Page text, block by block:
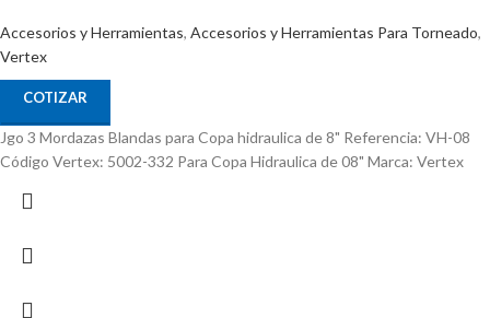
Accesorios y Herramientas, Accesorios y Herramientas Para Torneado,
Vertex
COTIZAR
Jgo 3 Mordazas Blandas para Copa hidraulica de 8" Referencia: VH-08
Código Vertex: 5002-332 Para Copa Hidraulica de 08" Marca: Vertex